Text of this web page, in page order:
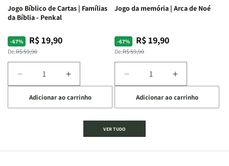
Jogo Bíblico de Cartas | Famílias
da Bíblia - Penkal
-67%
Preço
normal
De:R$ 59,90
Preço
promocional
R$ 19,90
Diminuir
a
quantidade
de
Cartas
Aumentar
a
quantidade
de
Jogo
Cartas
Adicionar ao carrinho
Jogo da memória | Arca de Noé
-67%
Preço
normal
De:R$ 59,90
Preço
promocional
R$ 19,90
Diminuir
a
quantidade
de
Jogo
|
Aumentar
a
quantidade
de
|
Adicionar ao carrinho
VER TUDO